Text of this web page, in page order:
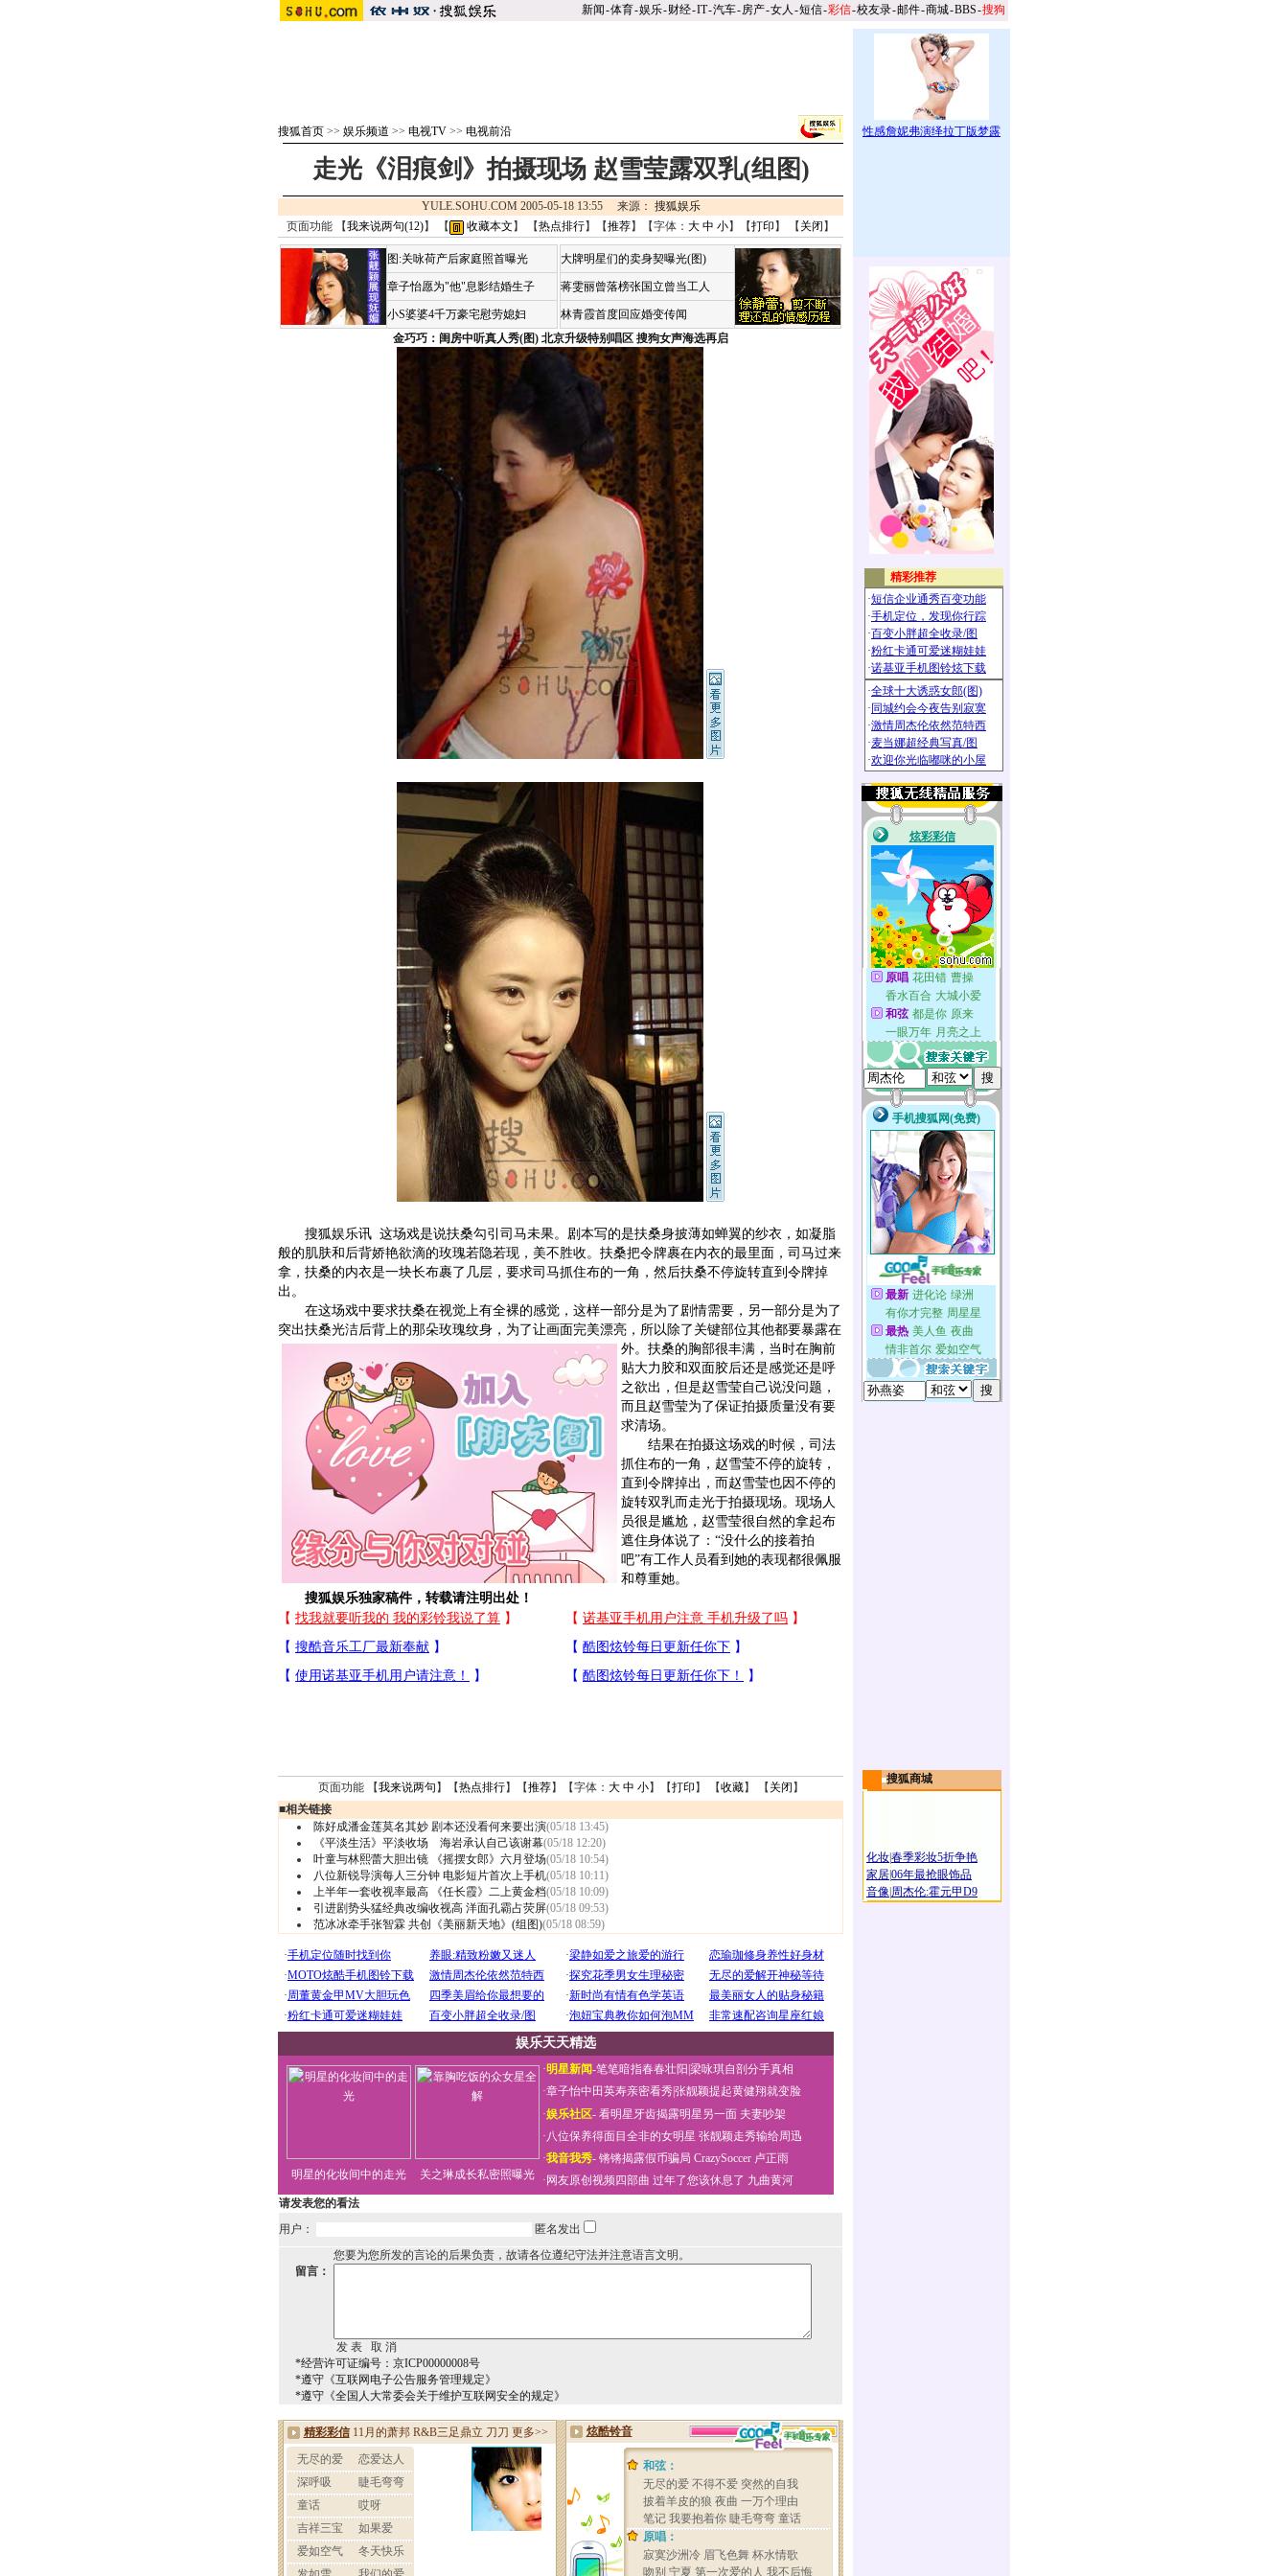
新闻-体育-娱乐-财经-IT-汽车-房产-女人 -短信-彩信-校友录-邮件-商城-BBS-搜狗
搜狐首页 >> 娱乐频道 >> 电视TV >> 电视前沿
走光《泪痕剑》拍摄现场 赵雪莹露双乳(组图)
YULE.SOHU.COM 2005-05-18 13:55 来源： 搜狐娱乐
页面功能 【我来说两句(12)】 【 收藏本文 】 【热点排行】【推荐】【字体： 大 中 小】【打印 】 【 关闭 】
图:关咏荷产后家庭照首曝光
章子怡愿为"他"息影结婚生子
小S婆婆4千万豪宅慰劳媳妇
大牌明星们的卖身契曝光(图)
蒋雯丽曾落榜张国立曾当工人
林青霞首度回应婚变传闻
金巧巧：闺房中听真人秀(图) 北京升级特别唱区 搜狗女声海选再启
搜狐娱乐讯 这场戏是说扶桑勾引司马未果。剧本写的是扶桑身披薄如蝉翼的纱衣，如凝脂
般的肌肤和后背娇艳欲滴的玫瑰若隐若现，美不胜收。扶桑把令牌裹在内衣的最里面，司马过来
拿，扶桑的内衣是一块长布裹了几层，要求司马抓住布的一角，然后扶桑不停旋转直到令牌掉
出。
在这场戏中要求扶桑在视觉上有全裸的感觉，这样一部分是为了剧情需要，另一部分是为了
突出扶桑光洁后背上的那朵玫瑰纹身，为了让画面完美漂亮，所以除了关键部位其他都要暴露在
外。 扶桑的胸部很丰满，当时在胸前
贴大力胶和双面胶后还是感觉还是呼
之欲出，但是赵雪莹自己说没问题，
而且赵雪莹为了保证拍摄质量没有要
求清场。
结果在拍摄这场戏的时候，司法
抓住布的一角，赵雪莹不停的旋转，
直到令牌掉出，而赵雪莹也因不停的
旋转双乳而走光于拍摄现场。现场人
员很是尴尬，赵雪莹很自然的拿起布
遮住身体说了：“没什么的接着拍
吧”有工作人员看到她的表现都很佩服
和尊重她。
搜狐娱乐独家稿件，转载请注明出处！
页面功能 【我来说两句 】【热点排行】【推荐】【字体： 大 中 小】【打印 】 【收藏】 【 关闭 】
■相关链接
陈好成潘金莲莫名其妙 剧本还没看何来要出演(05/18 13:45)
《平淡生活》平淡收场 海岩承认自己该谢幕(05/18 12:20)
叶童与林熙蕾大胆出镜 《摇摆女郎》六月登场(05/18 10:54)
八位新锐导演每人三分钟 电影短片首次上手机(05/18 10:11)
上半年一套收视率最高 《任长霞》二上黄金档(05/18 10:09)
引进剧势头猛经典改编收视高 洋面孔霸占荧屏(05/18 09:53)
范冰冰牵手张智霖 共创《美丽新天地》(组图)(05/18 08:59)
娱乐天天精选
明星的化妆间中的走光 关之琳成长私密照曝光
·明星新闻-笔笔暗指春春壮阳 梁咏琪自剖分手真相
·章子怡中田英寿亲密看秀张靓颖提起黄健翔就变脸
·娱乐社区- 看明星牙齿揭露明星另一面 夫妻吵架
·八位保养得面目全非的女明星 张靓颖走秀输给周迅
·我音我秀- 锵锵揭露假币骗局 CrazySoccer 卢正雨
· 网友原创视频四部曲 过年了您该休息了 九曲黄河
请发表您的看法
用户：
匿名发出
您要为您所发的言论的后果负责，故请各位遵纪守法并注意语言文明。
留言：
*经营许可证编号：京ICP00000008号
*遵守《互联网电子公告服务管理规定》
*遵守《全国人大常委会关于维护互联网安全的规定》
搜狐商城
化妆春季彩妆5折争艳
家居06年最抢眼饰品
音像 周杰伦:霍元甲D9